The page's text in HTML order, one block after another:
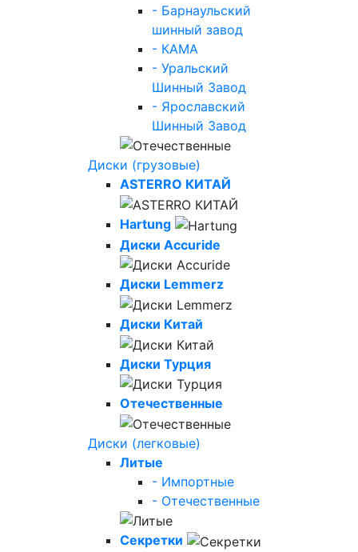
- Барнаульский
шинный завод
- КАМА
- Уральский
Шинный Завод
- Ярославский
Шинный Завод
Диски (грузовые)
ASTERRO КИТАЙ
Hartung
Диски Accuride
Диски Lemmerz
Диски Китай
Диски Турция
Отечественные
Диски (легковые)
Литые
- Импортные
- Отечественные
Секретки